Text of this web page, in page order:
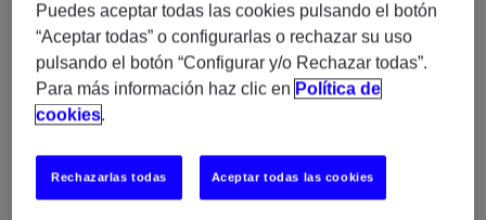
Se trata de una oportunidad ideal para perfiles que
quieran combinar negocio y tecnología, participando
activamente en la definición y desarrollo de soluciones
basadas en datos y arquitecturas modernas como
Asynchronous Event Management
🌍 ¿Qué harás?
Puedes aceptar todas las cookies pulsando el botón
“Aceptar todas” o configurarlas o rechazar su uso
pulsando el botón “Configurar y/o Rechazar todas”.
Para más información haz clic en Política de
cookies.
Rechazarlas todas Aceptar todas las cookies